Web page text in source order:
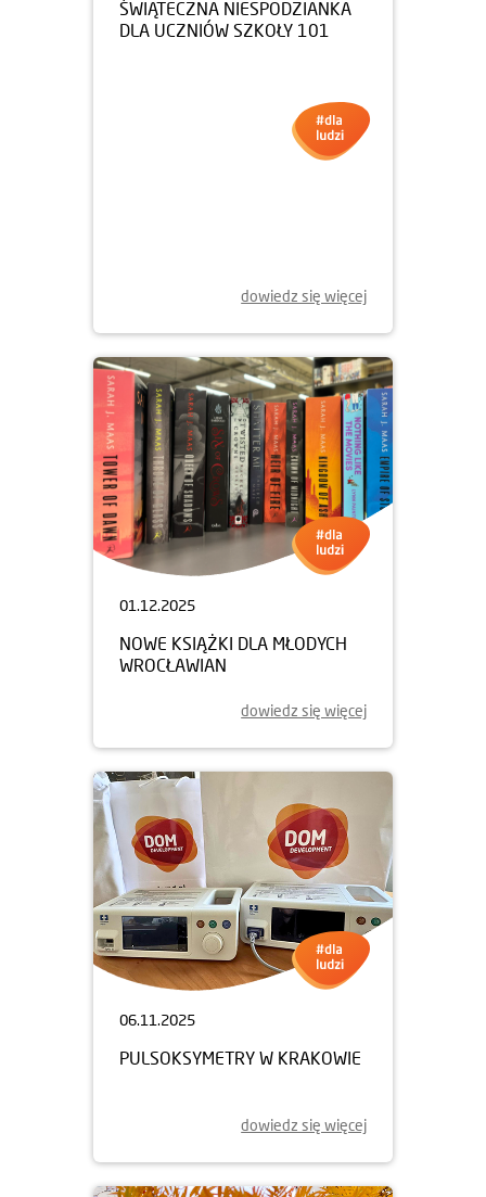
dowiedz się więcej
01.12.2025
NOWE KSIĄŻKI DLA MŁODYCH
WROCŁAWIAN
dowiedz się więcej
06.11.2025
PULSOKSYMETRY W KRAKOWIE
dowiedz się więcej